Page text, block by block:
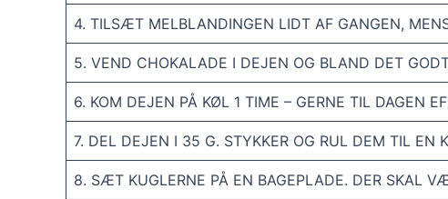
4. TILSÆT MELBLANDINGEN LIDT AF GANGEN,
5. VEND CHOKALADE I DEJEN OG BLAND DET
6. KOM DEJEN PÅ KØL 1 TIME – GERNE TIL DAGEN
7. DEL DEJEN I 35 G. STYKKER OG RUL DEM TIL EN
8. SÆT KUGLERNE PÅ EN BAGEPLADE. DER SKAL